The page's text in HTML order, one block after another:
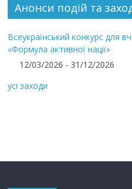
Анонси подій та
Всеукраїнський конкурс для
«Формула активної нації»
12/03/2026 - 31/12/2026
усі заходи